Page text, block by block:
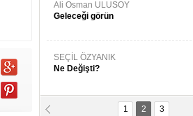
Ali Osman ULUSOY
Geleceği görün
SEÇİL ÖZYANIK
Ne Değişti?
1 2 3